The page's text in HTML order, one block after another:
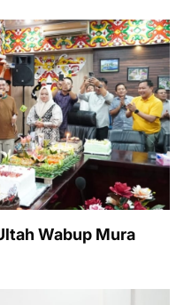
Wabup Mura